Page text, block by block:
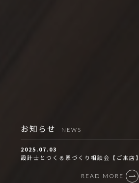
お知らせ NEWS
2025.07.03
設計士とつくる家づくり相談会【ご来店】
READ MORE